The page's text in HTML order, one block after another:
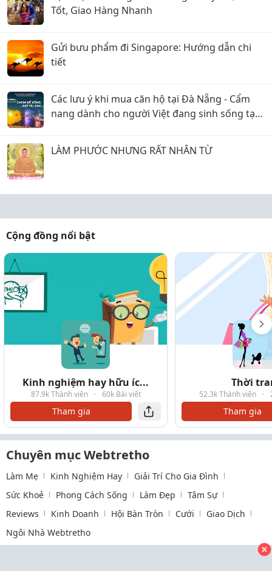
Tốt, Giao Hàng Nhanh
Gửi bưu phẩm đi Singapore: Hướng dẫn chi
tiết
Các lưu ý khi mua căn hộ tại Đà Nẵng - Cẩm
nang dành cho người Việt đang sinh sống tại
LÀM PHƯỚC NHƯNG RẤT NHÂN TỪ
Cộng đồng nổi bật
Kinh nghiệm hay hữu íc...
87.9k Thành viên · 60k Bài viết
Tham gia
Thời
52.3k Thành viên ·
Tham gia
Chuyên mục Webtretho
Làm Mẹ Kinh Nghiệm Hay
Giải Trí Cho Gia Đình
Sức Khoẻ
Phong Cách Sống Làm Đẹp
Tâm Sự
Reviews
Kinh Doanh Hội Bàn Tròn Cưới
Giao Dịch
Ngôi Nhà Webtretho